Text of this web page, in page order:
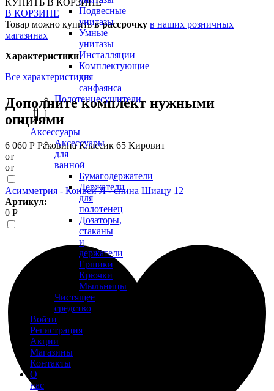
Подвесные
унитазы
Умные
унитазы
Инсталляции
Комплектующие
для
санфаянса
Полотенцесушители
Аксессуары
Аксессуары
для
ванной
Бумагодержатели
Держатели
для
полотенец
Дозаторы,
стаканы
и
держатели
Ершики
Крючки
Мыльницы
Чистящее
средство
Войти
Регистрация
Акции
Магазины
Контакты
О
нас
В КОРЗИНЕ
Товар можно купитьв рассрочку в наших розничных
магазинах
Характеристики:
Все характеристики
Дополните комплект нужными
опциями
6 060 Р Раковина Классик 65 Кировит
от
от
Асимметрия - Конвей Л - спина Шиацу 12
Артикул:
0 Р